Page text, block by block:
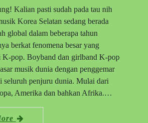
Kalian pasti sudah pada tau nih
Korea Selatan sedang berada
global dalam beberapa tahun
berkat fenomena besar yang
K-pop. Boyband dan girlband K-pop
musik dunia dengan penggemar
seluruh penjuru dunia. Mulai dari
Amerika dan bahkan Afrika.…